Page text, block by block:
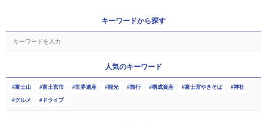
キーワードから探す
人気のキーワード
富士山 富士宮市 世界遺産 観光 旅行 構成資産 富士宮やきそば 神社
グルメ ドライブ